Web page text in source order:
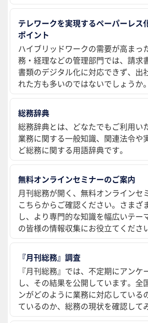
テレワークを実現するペーパーレス
ポイント
ハイブリッドワークの需要が高まっ
務・経理などの管理部門では、請求
書類のデジタル化に対応できず、出
れた方も多いのではないでしょうか。
総務辞典
総務辞典とは、どなたでもご利用い
業務に関する一般知識、関連法令や
ど総務に関する用語辞典です。
無料オンラインセミナーのご案内
月刊総務が開く、無料オンラインセ
こちらからご確認ください。さまざ
し、より専門的な知識を幅広いテー
の皆様の情報収集にお役立てくださ
『月刊総務』調査
『月刊総務』では、不定期にアンケ
し、その結果を公開しています。全
ンがどのように業務に対応している
ているのか、総務の現状を確認して